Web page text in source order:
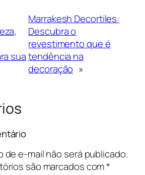
sua
Marrakesh Decortiles:
Descubra o
revestimento que é
tendência na
decoração »
de e-mail não será publicado.
são marcados com*